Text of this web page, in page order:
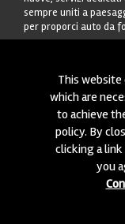
sempre uniti a
per proporci auto da
Siamo sempre
fotografare! Puoi
© 2015-2026 CAR-
This
which are
to achieve
policy. By
clicking a
you